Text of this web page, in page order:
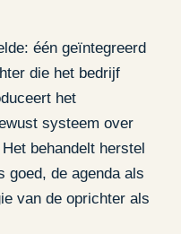
één geïntegreerd
die het bedrijf
het
systeem over
behandelt herstel
goed, de agenda als
van de oprichter als